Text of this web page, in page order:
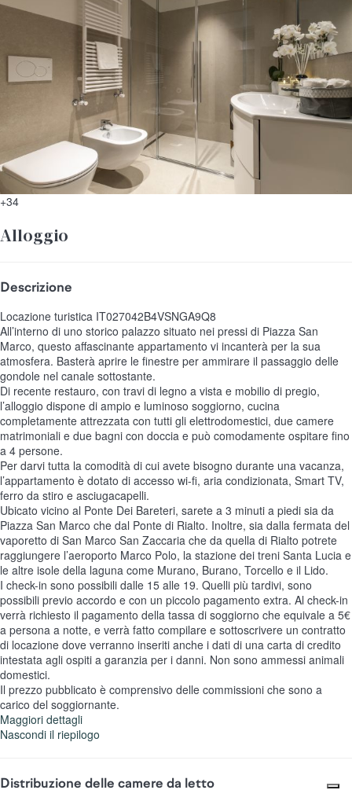
+34
Alloggio
Descrizione
Locazione turistica IT027042B4VSNGA9Q8
All’interno di uno storico palazzo situato nei pressi di Piazza San
Marco, questo affascinante appartamento vi incanterà per la sua
atmosfera. Basterà aprire le finestre per ammirare il passaggio delle
gondole nel canale sottostante.
Di recente restauro, con travi di legno a vista e mobilio di pregio,
l’alloggio dispone di ampio e luminoso soggiorno, cucina
completamente attrezzata con tutti gli elettrodomestici, due camere
matrimoniali e due bagni con doccia e può comodamente ospitare fino
a 4 persone.
Per darvi tutta la comodità di cui avete bisogno durante una vacanza,
l’appartamento è dotato di accesso wi-fi, aria condizionata, Smart TV,
ferro da stiro e asciugacapelli.
Ubicato vicino al Ponte Dei Bareteri, sarete a 3 minuti a piedi sia da
Piazza San Marco che dal Ponte di Rialto. Inoltre, sia dalla fermata del
vaporetto di San Marco San Zaccaria che da quella di Rialto potrete
raggiungere l’aeroporto Marco Polo, la stazione dei treni Santa Lucia e
le altre isole della laguna come Murano, Burano, Torcello e il Lido.
I check-in sono possibili dalle 15 alle 19. Quelli più tardivi, sono
possibili previo accordo e con un piccolo pagamento extra. Al check-in
verrà richiesto il pagamento della tassa di soggiorno che equivale a 5€
a persona a notte, e verrà fatto compilare e sottoscrivere un contratto
di locazione dove verranno inseriti anche i dati di una carta di credito
intestata agli ospiti a garanzia per i danni. Non sono ammessi animali
domestici.
Il prezzo pubblicato è comprensivo delle commissioni che sono a
carico del soggiornante.
Maggiori dettagli
Nascondi il riepilogo
Distribuzione delle camere da letto